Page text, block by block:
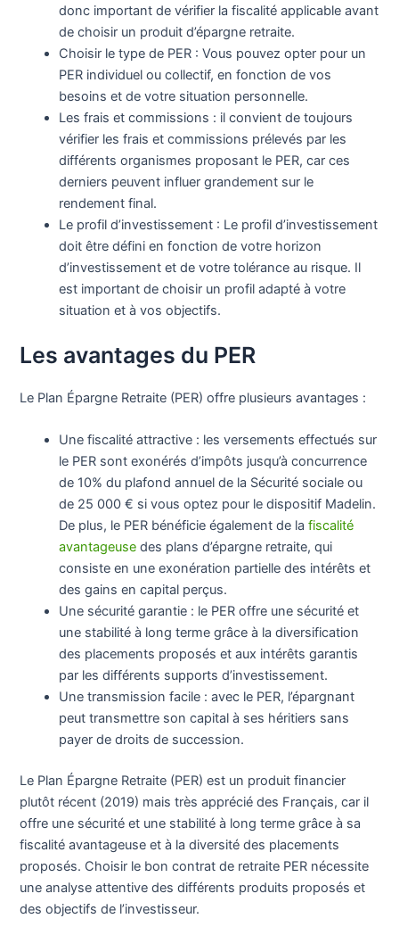
donc important de vérifier la fiscalité applicable avant
de choisir un produit d’épargne retraite.
Choisir le type de PER : Vous pouvez opter pour un
PER individuel ou collectif, en fonction de vos
besoins et de votre situation personnelle.
Les frais et commissions : il convient de toujours
vérifier les frais et commissions prélevés par les
différents organismes proposant le PER, car ces
derniers peuvent influer grandement sur le
rendement final.
Le profil d’investissement : Le profil d’investissement
doit être défini en fonction de votre horizon
d’investissement et de votre tolérance au risque. Il
est important de choisir un profil adapté à votre
situation et à vos objectifs.
Les avantages du PER
Le Plan Épargne Retraite (PER) offre plusieurs avantages :
Une fiscalité attractive : les versements effectués sur
le PER sont exonérés d’impôts jusqu’à concurrence
de 10% du plafond annuel de la Sécurité sociale ou
de 25 000 € si vous optez pour le dispositif Madelin.
De plus, le PER bénéficie également de lafiscalité
avantageuse des plans d’épargne retraite, qui
consiste en une exonération partielle des intérêts et
des gains en capital perçus.
Une sécurité garantie : le PER offre une sécurité et
une stabilité à long terme grâce à la diversification
des placements proposés et aux intérêts garantis
par les différents supports d’investissement.
Une transmission facile : avec le PER, l’épargnant
peut transmettre son capital à ses héritiers sans
payer de droits de succession.
Le Plan Épargne Retraite (PER) est un produit financier
plutôt récent (2019) mais très apprécié des Français, car il
offre une sécurité et une stabilité à long terme grâce à sa
fiscalité avantageuse et à la diversité des placements
proposés. Choisir le bon contrat de retraite PER nécessite
une analyse attentive des différents produits proposés et
des objectifs de l’investisseur.